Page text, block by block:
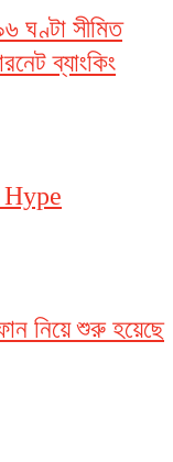
ঘণ্টা সীমিত
ব্যাংকিং
Hype
নিয়ে শুরু হয়েছে